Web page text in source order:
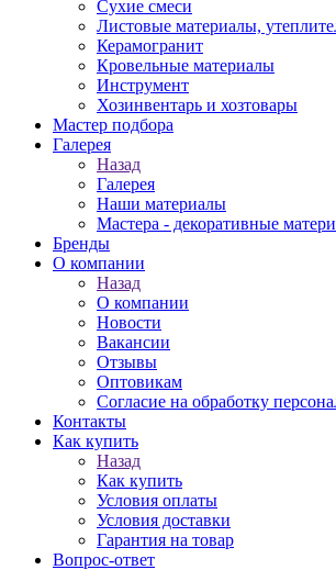
Сухие смеси
Листовые материалы,
Керамогранит
Кровельные материалы
Инструмент
Хозинвентарь и хозтовары
Мастер подбора
Галерея
Назад
Галерея
Наши материалы
Мастера - декоративные
Бренды
О компании
Назад
О компании
Новости
Вакансии
Отзывы
Оптовикам
Cогласие на обработку
Контакты
Как купить
Назад
Как купить
Условия оплаты
Условия доставки
Гарантия на товар
Вопрос-ответ